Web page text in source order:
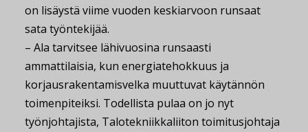
on lisäystä viime vuoden keskiarvoon runsaat
sata työntekijää.
– Ala tarvitsee lähivuosina runsaasti
ammattilaisia, kun energiatehokkuus ja
korjausrakentamisvelka muuttuvat käytännön
toimenpiteiksi. Todellista pulaa on jo nyt
työnjohtajista, Talotekniikkaliiton toimitusjohtaja